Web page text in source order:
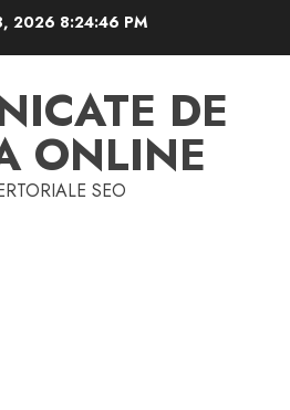
2026 8:24:46 PM
DE
ONLINE
SEO